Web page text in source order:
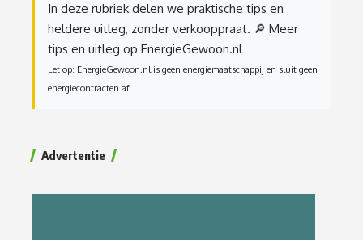
In deze rubriek delen we praktische tips en
heldere uitleg, zonder verkooppraat. 🔎 Meer
tips en uitleg op EnergieGewoon.nl
Let op: EnergieGewoon.nl is geen energiemaatschappij en sluit geen
energiecontracten af.
Advertentie